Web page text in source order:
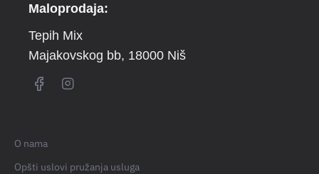
Maloprodaja:
Tepih Mix
Majakovskog bb, 18000 Niš
O nama
Opšti uslovi pružanja usluga